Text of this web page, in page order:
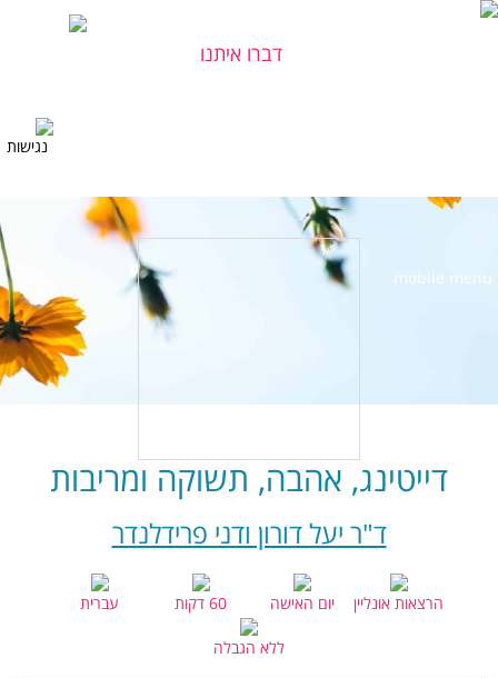
דברו איתנו
יש לכם שאלה?
דייטינג, אהבה, תשוקה ומריבות
ד"ר יעל דורון ודני פרידלנדר
הרצאות אונליין יום האישה 60 דקות עברית
ללא הגבלה